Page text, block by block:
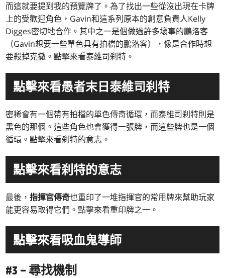
而這就要提到我的預覽牌了。為了找出一些從沒出現在卡牌
上的受歡迎角色，Gavin和這系列原本的創意負責人Kelly
Digges密切地合作。其中之一是個做過許多壞事的鵬洛客
（Gavin想要一些單色具有拍檔的鵬洛客），像是合作時想
要殺掉克撒。點擊來看泰維司刹特。
點擊來看愚者末日泰維司刹特
密稀會有一個帶有拍檔的單色傳奇循環，而泰維司刹特則是
黑色的那個。這些角色也會獲得一張牌，而這些牌也是一個
循環。點擊來看刹特的意志。
點擊來看刹特的意志
最後，指揮官傳奇也重印了一堆指揮官的常用牌來幫助玩家
能更容易取得它們。點擊來看重印牌之一。
點擊來看吸血鬼導師
#3 – 尋找機制